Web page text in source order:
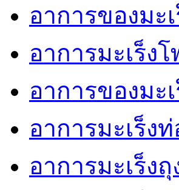
อาการของมะ
อาการมะเร็ง
อาการของมะ
อาการมะเร็ง
อาการมะเร็ง